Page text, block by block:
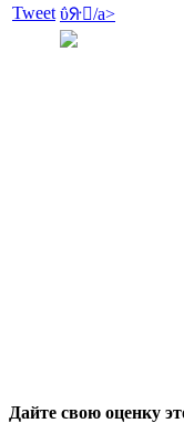
Tweet ΰᣨ򱿼/a>
Дайте свою оценку